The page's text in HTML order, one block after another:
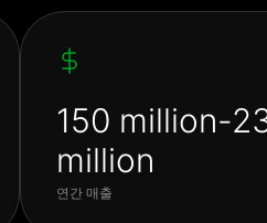
150 million-
million
연간 매출